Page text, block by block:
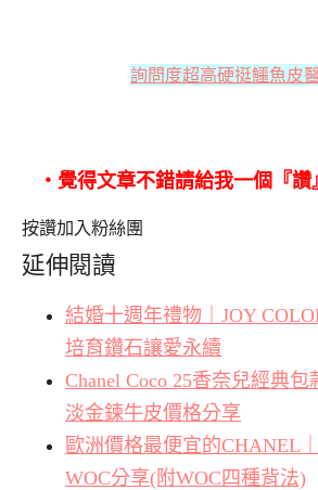
詢問度超高硬挺鱷魚皮
‧覺得文章不錯請給我一個『讚
按讚加入粉絲團
延伸閱讀
結婚十週年禮物｜JOY
培育鑽石讓愛永續
Chanel Coco 25香奈兒經典
淡金鍊牛皮價格分享
歐洲價格最便宜的CHANEL
WOC分享(附WOC四種背法)